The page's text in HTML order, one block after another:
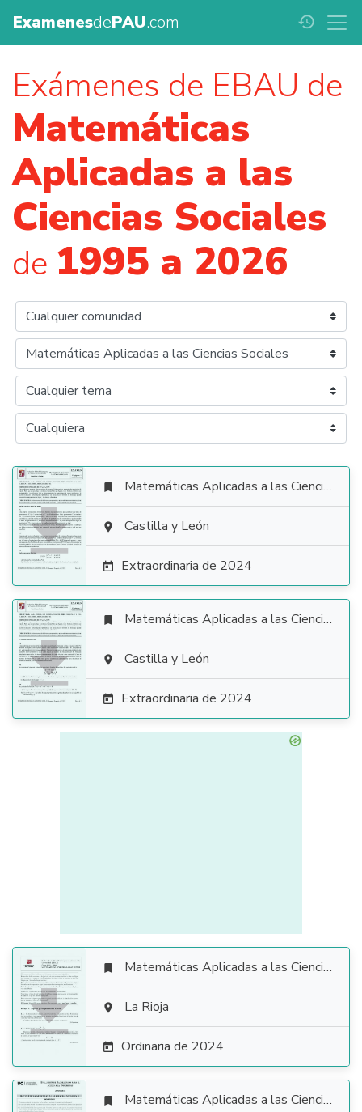
ExamenesdePAU.com history
Exámenes de EBAU de
Matemáticas
Aplicadas a las
Ciencias Sociales
de 1995 a 2026

 Matemáticas Aplicadas a las Ciencias Sociales
 Castilla y León
 Extraordinaria de 2024

 Matemáticas Aplicadas a las Ciencias Sociales
 Castilla y León
 Extraordinaria de 2024

 Matemáticas Aplicadas a las Ciencias Sociales
 La Rioja
 Ordinaria de 2024
 Matemáticas Aplicadas a las Ciencias Sociales